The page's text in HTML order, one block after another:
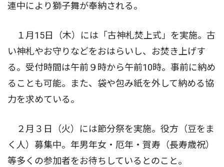
連中により獅子舞が奉納される。
１月15日（木）には「古神札焚上式」を実施。古
い神札やお守りなどをおはらいし、お焚き上げす
る。受付時間は午前９時から午前10時。事前に納め
ることも可能。また、袋や包み紙を外して納める協
力を求めている。
２月３日（火）には節分祭を実施。役方（豆をま
く人）募集中。年男年女・厄年・賀寿（長寿歳祝）
等多くの参加者をお待ちしているとのこと。